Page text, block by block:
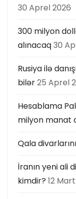
30 Aprel 2026
300 milyon
alınacaq30
Rusiya ilə
bilər25 Aprel
Hesablama
milyon manat
Qala
İranın yeni ali
kimdir? 12